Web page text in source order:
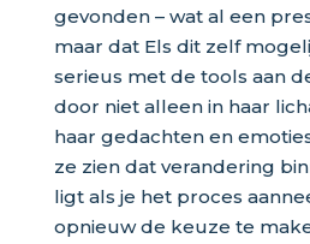
gevonden – wat al een
maar dat Els dit zelf
serieus met de tools aan
door niet alleen in haar
haar gedachten en
ze zien dat verandering
ligt als je het proces
opnieuw de keuze te